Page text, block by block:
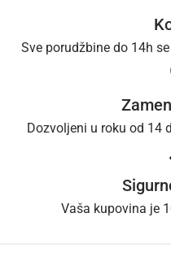
Sve porudžbine do 14h
Dozvoljeni u roku od 14
Vaša kupovina je